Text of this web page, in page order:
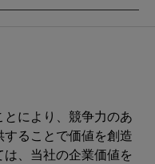
at its earliest
+17% after 56
により、競争力のあ
ることで価値を創造
、当社の企業価値を